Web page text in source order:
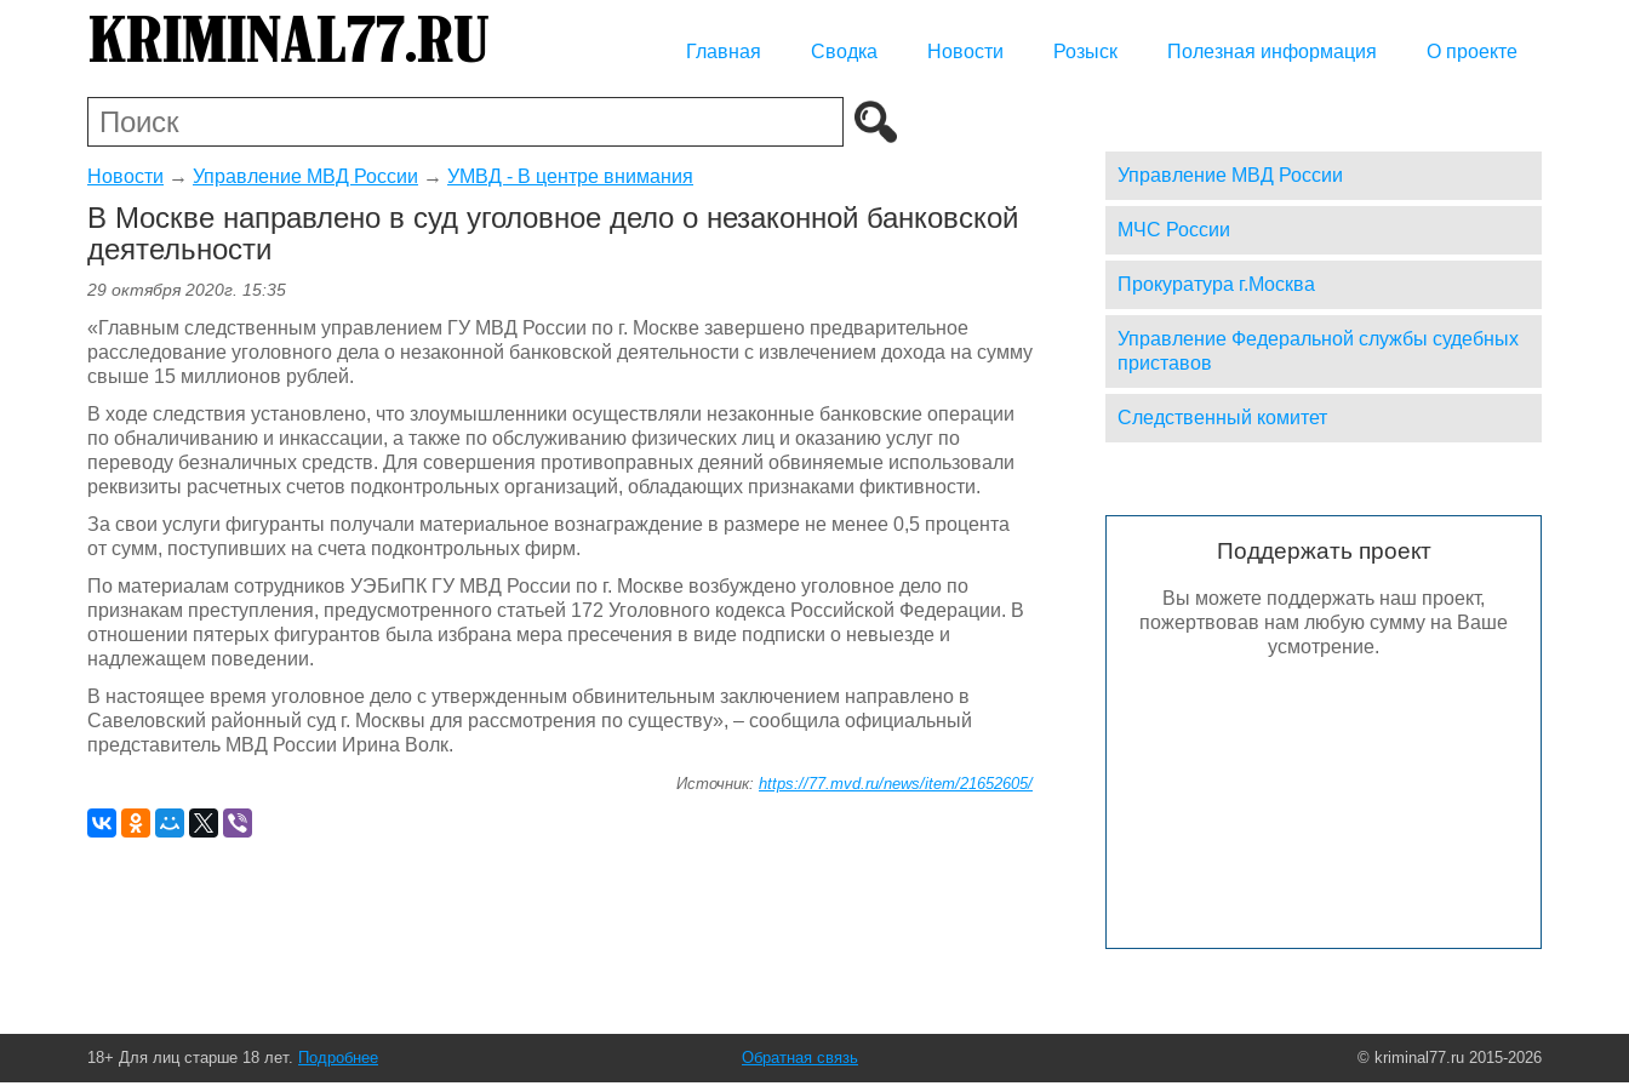
Главная Сводка Новости Розыск Полезная информация О проекте
Новости → Управление МВД России → УМВД - В центре внимания
В Москве направлено в суд уголовное дело о незаконной банковской
деятельности
29 октября 2020г. 15:35
«Главным следственным управлением ГУ МВД России по г. Москве завершено предварительное
расследование уголовного дела о незаконной банковской деятельности с извлечением дохода на сумму
свыше 15 миллионов рублей.
В ходе следствия установлено, что злоумышленники осуществляли незаконные банковские операции
по обналичиванию и инкассации, а также по обслуживанию физических лиц и оказанию услуг по
переводу безналичных средств. Для совершения противоправных деяний обвиняемые использовали
реквизиты расчетных счетов подконтрольных организаций, обладающих признаками фиктивности.
За свои услуги фигуранты получали материальное вознаграждение в размере не менее 0,5 процента
от сумм, поступивших на счета подконтрольных фирм.
По материалам сотрудников УЭБиПК ГУ МВД России по г. Москве возбуждено уголовное дело по
признакам преступления, предусмотренного статьей 172 Уголовного кодекса Российской Федерации. В
отношении пятерых фигурантов была избрана мера пресечения в виде подписки о невыезде и
надлежащем поведении.
В настоящее время уголовное дело с утвержденным обвинительным заключением направлено в
Савеловский районный суд г. Москвы для рассмотрения по существу», – сообщила официальный
представитель МВД России Ирина Волк.
Источник: https://77.mvd.ru/news/item/21652605/
Управление МВД России
МЧС России
Прокуратура г.Москва
Управление Федеральной службы судебных
приставов
Следственный комитет
Поддержать проект
Вы можете поддержать наш проект,
пожертвовав нам любую сумму на Ваше
усмотрение.
18+ Для лиц старше 18 лет. Подробнее © kriminal77.ru 2015-2026
Обратная связь